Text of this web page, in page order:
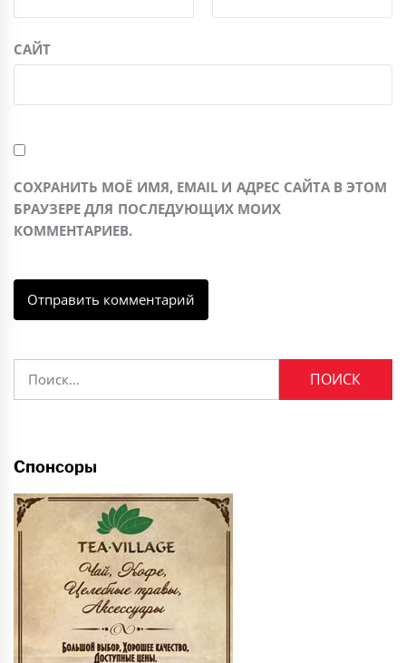
САЙТ
СОХРАНИТЬ МОЁ ИМЯ, EMAIL И АДРЕС САЙТА В ЭТОМ
БРАУЗЕРЕ ДЛЯ ПОСЛЕДУЮЩИХ МОИХ
КОММЕНТАРИЕВ.
Спонсоры